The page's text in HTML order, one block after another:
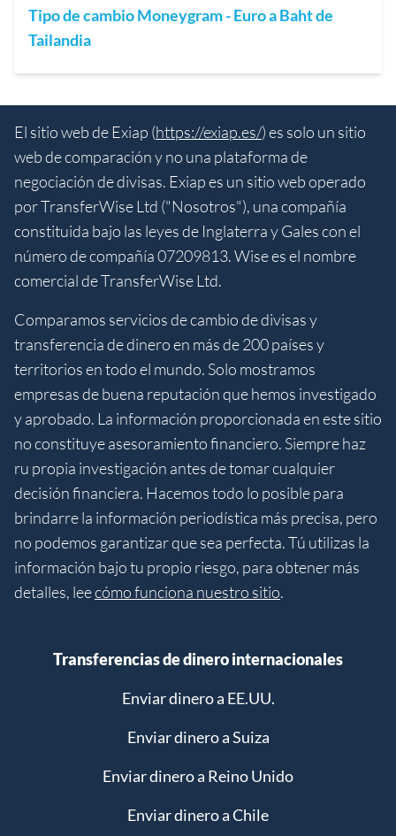
Tipo de cambio Moneygram - Euro a Baht de
Tailandia
El sitio web de Exiap (https://exiap.es/) es solo un sitio
web de comparación y no una plataforma de
negociación de divisas. Exiap es un sitio web operado
por TransferWise Ltd ("Nosotros"), una compañía
constituida bajo las leyes de Inglaterra y Gales con el
número de compañía 07209813. Wise es el nombre
comercial de TransferWise Ltd.
Comparamos servicios de cambio de divisas y
transferencia de dinero en más de 200 países y
territorios en todo el mundo. Solo mostramos
empresas de buena reputación que hemos investigado
y aprobado. La información proporcionada en este sitio
no constituye asesoramiento financiero. Siempre haz
ru propia investigación antes de tomar cualquier
decisión financiera. Hacemos todo lo posible para
brindarre la información periodística más precisa, pero
no podemos garantizar que sea perfecta. Tú utilizas la
información bajo tu propio riesgo, para obtener más
detalles, leecómo funciona nuestro sitio.
Transferencias de dinero internacionales
Enviar dinero a EE.UU.
Enviar dinero a Suiza
Enviar dinero a Reino Unido
Enviar dinero a Chile